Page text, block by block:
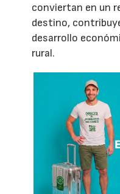
conviertan en un
destino,
desarrollo
rural.